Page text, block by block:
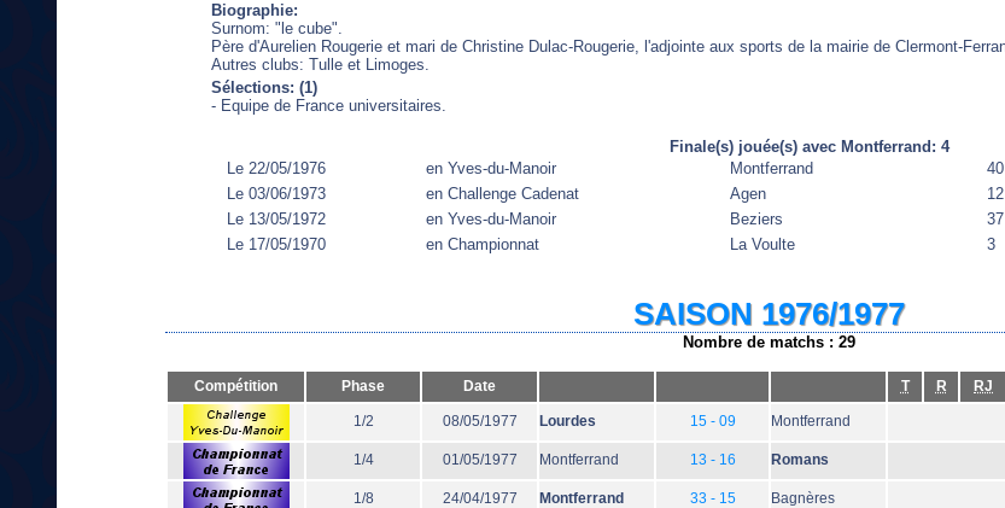
Biographie:
Surnom: "le cube".
Père d'Aurelien Rougerie et mari de Christine Dulac-Rougerie, l'adjointe aux sports de la mairie de Clermont-
Autres clubs: Tulle et Limoges.
Sélections: (1)
- Equipe de France universitaires.
Finale(s) jouée(s) avec Montferrand: 4
Le 22/05/1976
en Yves-du-Manoir Montferrand 40
Le 03/06/1973
en Challenge Cadenat Agen 12
Le 13/05/1972
en Yves-du-Manoir Beziers 37
Le 17/05/1970
en Championnat La Voulte 3
SAISON 1976/1977
Nombre de matchs : 29
Compétition Phase Date T R RJ
1/2 08/05/1977 Lourdes 15 - 09 Montferrand
1/4 01/05/1977 Montferrand 13 - 16 Romans
1/8 24/04/1977 Montferrand 33 - 15 Bagnères